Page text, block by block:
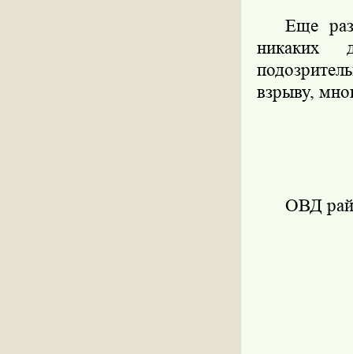
Еще
никаких
взрыву,
ОВД